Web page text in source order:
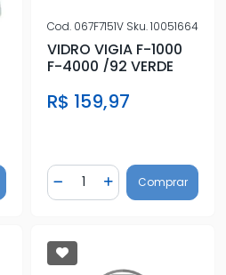
Cod. 067F7151V Sku.10051664
VIDRO VIGIA F-1000
F-4000 /92 VERDE
R$ 159,97
Diminuir Quantidade
Quantidade
AdicionarComprar